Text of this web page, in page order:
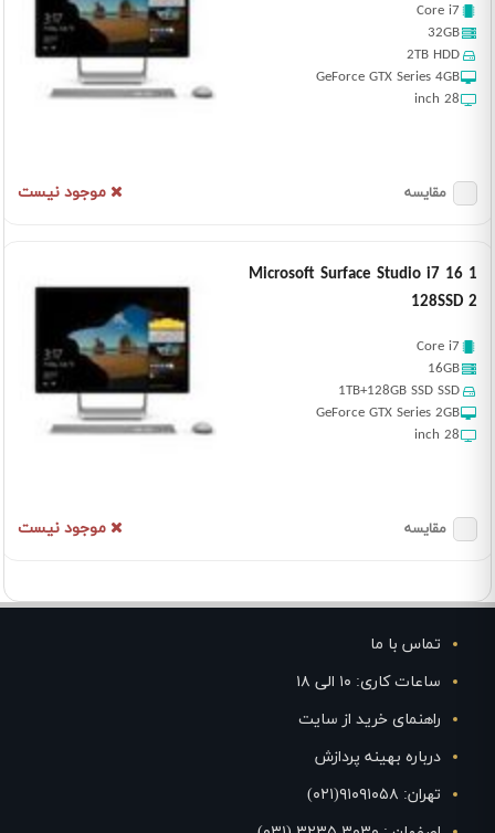
Core i7
32GB
2TB HDD
GeForce GTX Series 4GB
28 inch
موجود نیست مقایسه
Microsoft Surface Studio i7 16 1
128SSD 2
Core i7
16GB
1TB+128GB SSD SSD
GeForce GTX Series 2GB
28 inch
موجود نیست مقایسه
تماس با ما
ساعات کاری: ۱۰ الی ۱۸
راهنمای خرید از سایت
درباره بهینه پردازش
تهران: ۹۱۰۹۱۰۵۸(۰۲۱)